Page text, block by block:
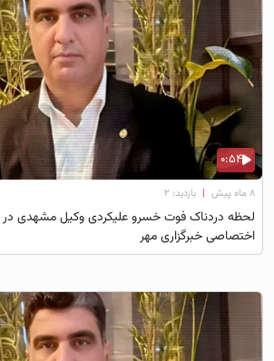
0:54
۸ ماه پیش | بازدید: 2
لحظه دردناک فوت خسرو علیکردی وکیل مشهدی در
اختصاصی خبرگزاری مهر